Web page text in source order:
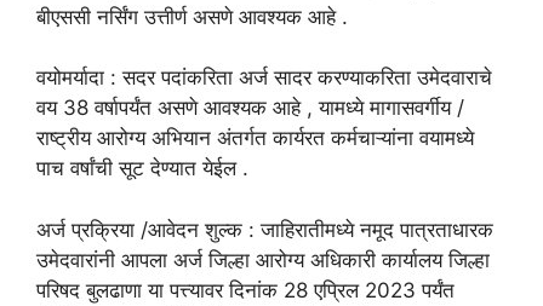
बीएससी नर्सिंग उत्तीर्ण असणे आवश्यक आहे .
वयोमर्यादा : सदर पदांकरिता अर्ज सादर करण्याकरिता उमेदवाराचे
वय 38 वर्षापर्यंत असणे आवश्यक आहे , यामध्ये मागासवर्गीय /
राष्ट्रीय आरोग्य अभियान अंतर्गत कार्यरत कर्मचाऱ्यांना वयामध्ये
पाच वर्षांची सूट देण्यात येईल .
अर्ज प्रक्रिया /आवेदन शुल्क : जाहिरातीमध्ये नमूद पात्रताधारक
उमेदवारांनी आपला अर्ज जिल्हा आरोग्य अधिकारी कार्यालय जिल्हा
परिषद बुलढाणा या पत्त्यावर दिनांक 28 एप्रिल 2023 पर्यंत